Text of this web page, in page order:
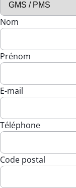
Nom
Prénom
E-mail
Téléphone
Code postal